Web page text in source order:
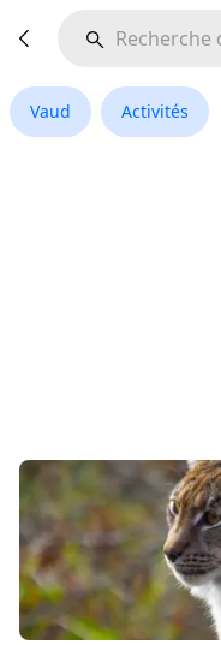
Vaud Activités